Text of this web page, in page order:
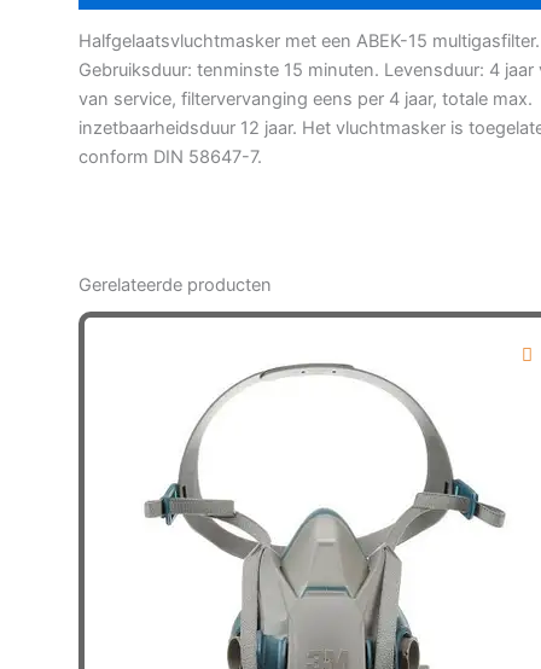
Halfgelaatsvluchtmasker met een ABEK-15 multigasfilter.
Gebruiksduur: tenminste 15 minuten. Levensduur: 4 jaar
van service, filtervervanging eens per 4 jaar, totale max.
inzetbaarheidsduur 12 jaar. Het vluchtmasker is
conform DIN 58647-7.
Gerelateerde producten